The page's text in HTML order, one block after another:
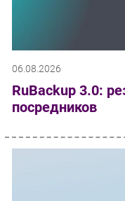
06.08.2026
RuBackup 3.0:
посредников